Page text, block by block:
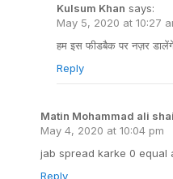
Kulsum Khan says:
May 5, 2020 at 10:27
हम इस फीडबैक पर नज़र
Reply
Matin Mohammad ali
May 4, 2020 at 10:04 pm
jab spread karke 0 equal
Reply